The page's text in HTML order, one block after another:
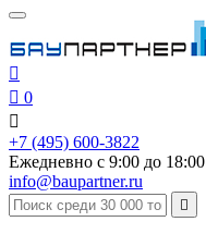

 0

+7 (495) 600-3822
Ежедневно с 9:00 до 18:00
info@baupartner.ru
